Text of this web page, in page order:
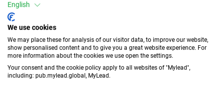
Attribute
||Geräte||
Mobile Geräte
Desktop Tablet
English
We use cookies
We may place these for analysis of our visitor data, to improve our website,
show personalised content and to give you a great website experience. For
more information about the cookies we use open the settings.
Your consent and the cookie policy apply to all websites of "Mylead",
including: pub.mylead.global, MyLead.